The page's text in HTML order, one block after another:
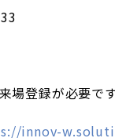
場登録が必要です
innov-